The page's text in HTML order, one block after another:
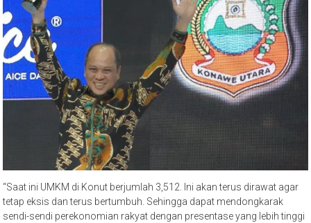
“Saat ini UMKM di Konut berjumlah 3,512. Ini akan terus dirawat agar
tetap eksis dan terus bertumbuh. Sehingga dapat mendongkarak
sendi-sendi perekonomian rakyat dengan presentase yang lebih tinggi